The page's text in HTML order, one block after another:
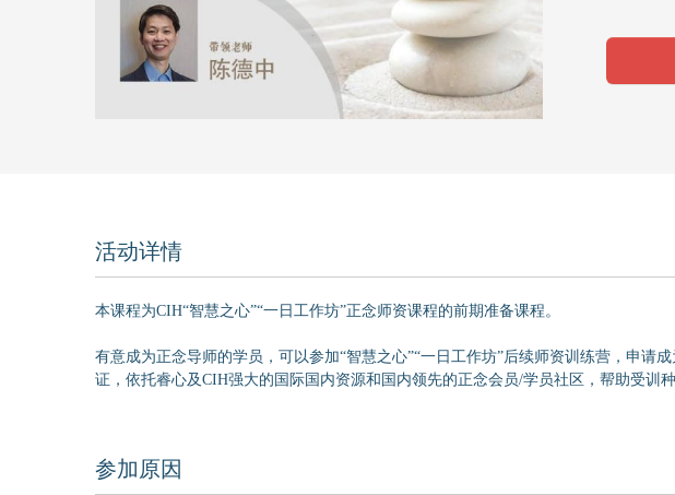
活动详情
本课程为CIH“智慧之心”“一日工作坊”正念师资课程的前期准备课程。
有意成为正念导师的学员，可以参加“智慧之心”“一日工作坊”后续师资训练营，申请
证，依托睿心及CIH强大的国际国内资源和国内领先的正念会员/学员社区，帮助受训
参加原因